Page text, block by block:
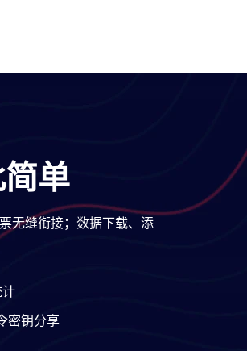
单
无缝衔接；数据下载、添
计
密钥分享